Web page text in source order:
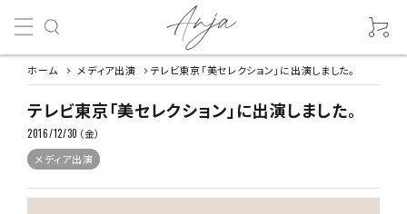
ホーム メディア出演 テレビ東京「美セレクション」に出演しました。
テレビ東京「美セレクション」に出演しました。
2016/12/30（金）
メディア出演